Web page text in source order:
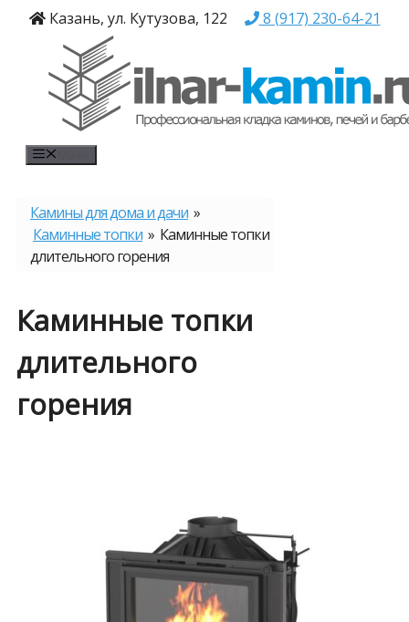
Перейти
содержимому
Казань, ул. Кутузова, 122 8 (917) 230-64-21
Камины для дома и дачи »
Каминные топки » Каминные топки
длительного горения
Каминные топки
длительного
горения